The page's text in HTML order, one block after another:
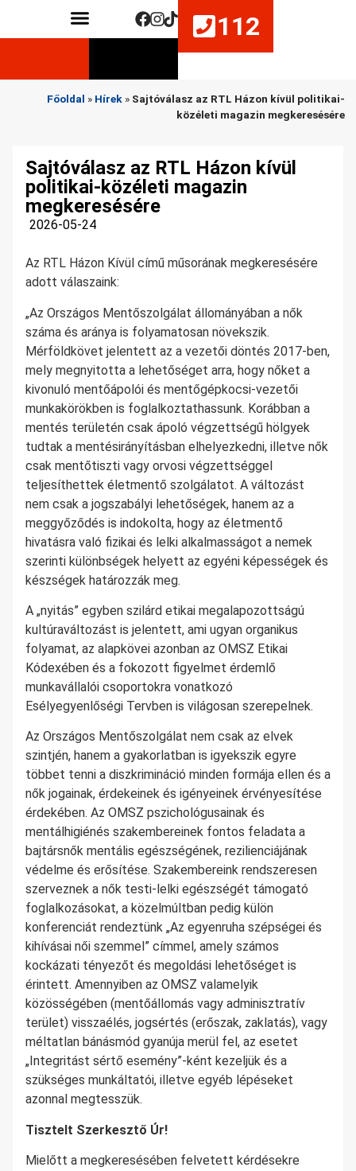
112
Főoldal » Hírek » Sajtóválasz az RTL Házon kívül politikai-
közéleti magazin megkeresésére
Sajtóválasz az RTL Házon kívül
politikai-közéleti magazin
megkeresésére
2026-05-24
Az RTL Házon Kívül című műsorának megkeresésére
adott válaszaink:
„Az Országos Mentőszolgálat állományában a nők
száma és aránya is folyamatosan növekszik.
Mérföldkövet jelentett az a vezetői döntés 2017-ben,
mely megnyitotta a lehetőséget arra, hogy nőket a
kivonuló mentőápolói és mentőgépkocsi-vezetői
munkakörökben is foglalkoztathassunk. Korábban a
mentés területén csak ápoló végzettségű hölgyek
tudtak a mentésirányításban elhelyezkedni, illetve nők
csak mentőtiszti vagy orvosi végzettséggel
teljesíthettek életmentő szolgálatot. A változást
nem csak a jogszabályi lehetőségek, hanem az a
meggyőződés is indokolta, hogy az életmentő
hivatásra való fizikai és lelki alkalmasságot a nemek
szerinti különbségek helyett az egyéni képességek és
készségek határozzák meg.
A „nyitás” egyben szilárd etikai megalapozottságú
kultúraváltozást is jelentett, ami ugyan organikus
folyamat, az alapkövei azonban az OMSZ Etikai
Kódexében és a fokozott figyelmet érdemlő
munkavállalói csoportokra vonatkozó
Esélyegyenlőségi Tervben is világosan szerepelnek.
Az Országos Mentőszolgálat nem csak az elvek
szintjén, hanem a gyakorlatban is igyekszik egyre
többet tenni a diszkrimináció minden formája ellen és a
nők jogainak, érdekeinek és igényeinek érvényesítése
érdekében. Az OMSZ pszichológusainak és
mentálhigiénés szakembereinek fontos feladata a
bajtársnők mentális egészségének, rezilienciájának
védelme és erősítése. Szakembereink rendszeresen
szerveznek a nők testi-lelki egészségét támogató
foglalkozásokat, a közelmúltban pedig külön
konferenciát rendeztünk „Az egyenruha szépségei és
kihívásai női szemmel” címmel, amely számos
kockázati tényezőt és megoldási lehetőséget is
érintett. Amennyiben az OMSZ valamelyik
közösségében (mentőállomás vagy adminisztratív
terület) visszaélés, jogsértés (erőszak, zaklatás), vagy
méltatlan bánásmód gyanúja merül fel, az esetet
„Integritást sértő esemény”-ként kezeljük és a
szükséges munkáltatói, illetve egyéb lépéseket
azonnal megtesszük.
Tisztelt Szerkesztő Úr!
Mielőtt a megkeresésében felvetett kérdésekre